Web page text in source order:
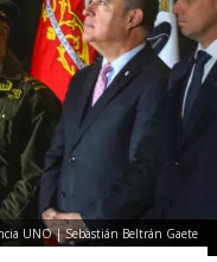
UNO | Sebastián Beltrán Gaete